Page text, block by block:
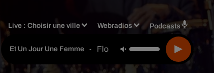
Live :Choisir une ville Webradios Podcasts
Et Un Jour Une Femme - Florent Pagny